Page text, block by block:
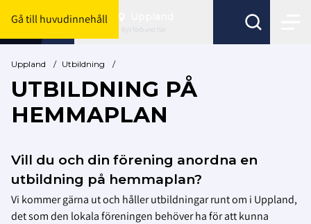
Gå till huvudinnehåll
Byt förbund här
Uppland / Utbildning /
UTBILDNING PÅ
HEMMAPLAN
Vill du och din förening anordna en
utbildning på hemmaplan?
Vi kommer gärna ut och håller utbildningar runt om i Uppland,
det som den lokala föreningen behöver ha för att kunna